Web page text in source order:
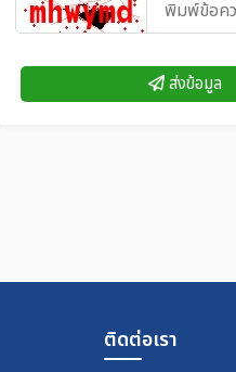
ส่งข้อมูล
ติดต่อเรา